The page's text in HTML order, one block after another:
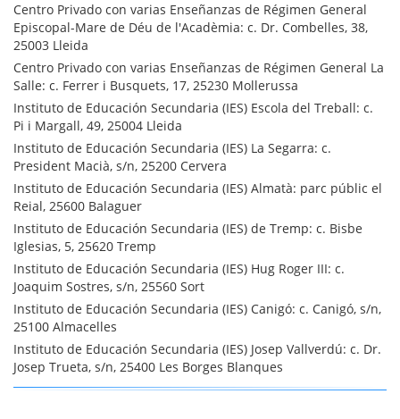
Centro Privado con varias Enseñanzas de Régimen General
Episcopal-Mare de Déu de l'Acadèmia: c. Dr. Combelles, 38,
25003 Lleida
Centro Privado con varias Enseñanzas de Régimen General La
Salle: c. Ferrer i Busquets, 17, 25230 Mollerussa
Instituto de Educación Secundaria (IES) Escola del Treball: c.
Pi i Margall, 49, 25004 Lleida
Instituto de Educación Secundaria (IES) La Segarra: c.
President Macià, s/n, 25200 Cervera
Instituto de Educación Secundaria (IES) Almatà: parc públic el
Reial, 25600 Balaguer
Instituto de Educación Secundaria (IES) de Tremp: c. Bisbe
Iglesias, 5, 25620 Tremp
Instituto de Educación Secundaria (IES) Hug Roger III: c.
Joaquim Sostres, s/n, 25560 Sort
Instituto de Educación Secundaria (IES) Canigó: c. Canigó, s/n,
25100 Almacelles
Instituto de Educación Secundaria (IES) Josep Vallverdú: c. Dr.
Josep Trueta, s/n, 25400 Les Borges Blanques